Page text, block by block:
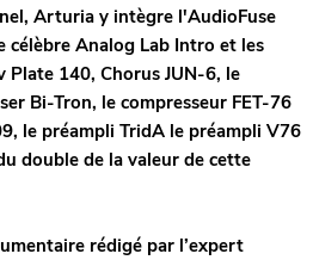
Arturia y intègre l'AudioFuse
Analog Lab Intro et les
Plate 140, Chorus JUN-6, le
Bi-Tron, le compresseur FET-76
le préampli TridA le préampli V76
double de la valeur de cette
rédigé par l’expert